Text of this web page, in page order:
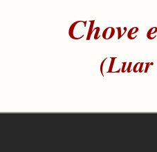
Chove